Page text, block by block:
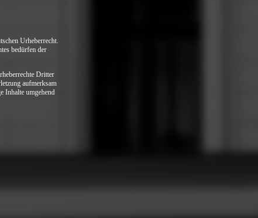
Urheberrecht.
bedürfen der
Dritter
aufmerksam
Inhalte umgehend